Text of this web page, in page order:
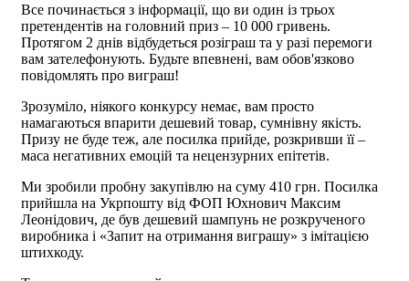
Все починається з інформації, що ви один із трьох
претендентів на головний приз – 10 000 гривень.
Протягом 2 днів відбудеться розіграш та у разі перемоги
вам зателефонують. Будьте впевнені, вам обов'язково
повідомлять про виграш!
Зрозуміло, ніякого конкурсу немає, вам просто
намагаються впарити дешевий товар, сумнівну якість.
Призу не буде теж, але посилка прийде, розкривши її –
маса негативних емоцій та нецензурних епітетів.
Ми зробили пробну закупівлю на суму 410 грн. Посилка
прийшла на Укрпошту від ФОП Юхнович Максим
Леонідович, де був дешевий шампунь не розкрученого
виробника і «Запит на отримання виграшу» з імітацією
штихкоду.